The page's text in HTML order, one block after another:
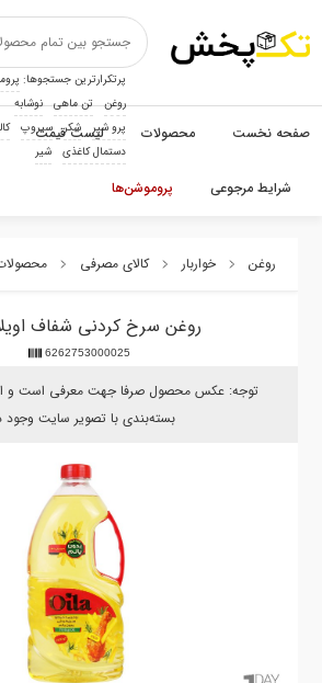
پرتکرارترین جستجوها:
روغن
تن ماهی
نوشابه
پرو شیر
شکر سیروپ
دستمال کاغذی
شیر
صفحه نخست محصولات لیست قیمت
شرایط مرجوعی پروموشن‌ها
کالای مصرفی خواربار روغن
روغن سرخ کردنی شفاف اویلا 2
6262753000025
توجه: عکس محصول صرفا جهت معرفی است و
بسته‌بندی با تصویر سایت وجود